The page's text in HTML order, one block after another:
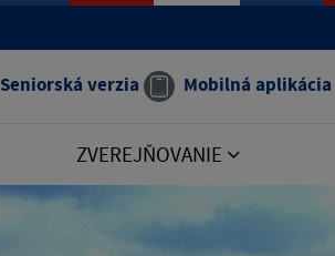
Seniorská verzia Mobilná aplikácia
ZVEREJŇOVANIE